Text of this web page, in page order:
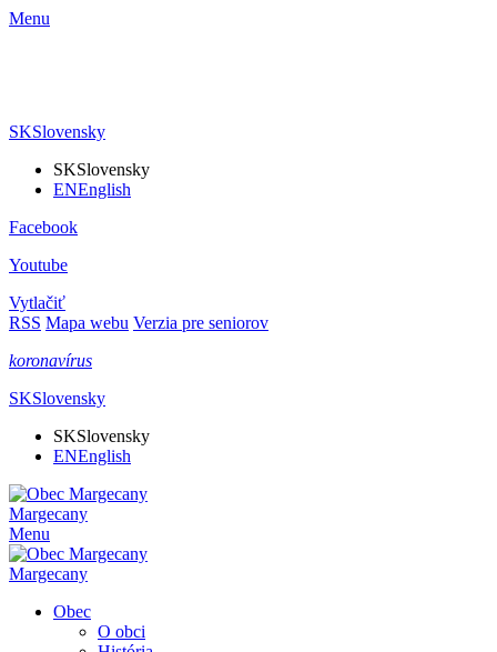
Menu
SKSlovensky
SKSlovensky
ENEnglish
Facebook
Youtube
Vytlačiť
RSS Mapa webu Verzia pre seniorov
koronavírus
SKSlovensky
SKSlovensky
ENEnglish
Margecany
Menu
Margecany
Obec
O obci